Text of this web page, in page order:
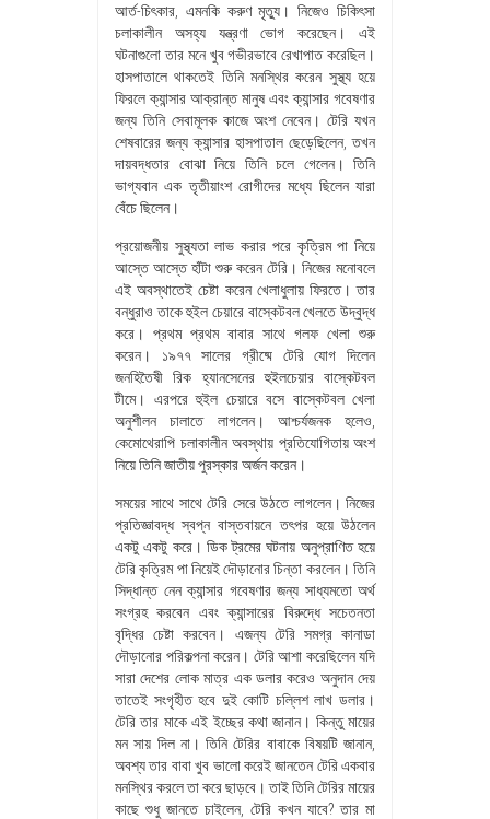
আর্ত-চিৎকার, এমনকি করুণ মৃত্যু। নিজেও চিকিৎসা
চলাকালীন অসহ্য যন্ত্রণা ভোগ করেছেন। এই
ঘটনাগুলো তার মনে খুব গভীরভাবে রেখাপাত করেছিল।
হাসপাতালে থাকতেই তিনি মনস্থির করেন সুস্থ্য হয়ে
ফিরলে ক্যান্সার আক্রান্ত মানুষ এবং ক্যান্সার গবেষণার
জন্য তিনি সেবামূলক কাজে অংশ নেবেন। টেরি যখন
শেষবারের জন্য ক্যান্সার হাসপাতাল ছেড়েছিলেন, তখন
দায়বদ্ধতার বোঝা নিয়ে তিনি চলে গেলেন। তিনি
ভাগ্যবান এক তৃতীয়াংশ রোগীদের মধ্যে ছিলেন যারা
বেঁচে ছিলেন।
প্রয়োজনীয় সুস্থ্যতা লাভ করার পরে কৃত্রিম পা নিয়ে
আস্তে আস্তে হাঁটা শুরু করেন টেরি। নিজের মনোবলে
এই অবস্থাতেই চেষ্টা করেন খেলাধুলায় ফিরতে। তার
বন্ধুরাও তাকে হুইল চেয়ারে বাস্কেটবল খেলতে উদ্বুদ্ধ
করে। প্রথম প্রথম বাবার সাথে গলফ খেলা শুরু
করেন। ১৯৭৭ সালের গ্রীষ্মে টেরি যোগ দিলেন
জনহিতৈষী রিক হ্যানসেনের হুইলচেয়ার বাস্কেটবল
টীমে। এরপরে হুইল চেয়ারে বসে বাস্কেটবল খেলা
অনুশীলন চালাতে লাগলেন। আশ্চর্যজনক হলেও,
কেমোথেরাপি চলাকালীন অবস্থায় প্রতিযোগিতায় অংশ
নিয়ে তিনি জাতীয় পুরস্কার অর্জন করেন।
সময়ের সাথে সাথে টেরি সেরে উঠতে লাগলেন। নিজের
প্রতিজ্ঞাবদ্ধ স্বপ্ন বাস্তবায়নে তৎপর হয়ে উঠলেন
একটু একটু করে। ডিক ট্রমের ঘটনায় অনুপ্রাণিত হয়ে
টেরি কৃত্রিম পা নিয়েই দৌড়ানোর চিন্তা করলেন। তিনি
সিদ্ধান্ত নেন ক্যান্সার গবেষণার জন্য সাধ্যমতো অর্থ
সংগ্রহ করবেন এবং ক্যান্সারের বিরুদ্ধে সচেতনতা
বৃদ্ধির চেষ্টা করবেন। এজন্য টেরি সমগ্র কানাডা
দৌড়ানোর পরিকল্পনা করেন। টেরি আশা করেছিলেন যদি
সারা দেশের লোক মাত্র এক ডলার করেও অনুদান দেয়
তাতেই সংগৃহীত হবে দুই কোটি চল্লিশ লাখ ডলার।
টেরি তার মাকে এই ইচ্ছের কথা জানান। কিন্তু মায়ের
মন সায় দিল না। তিনি টেরির বাবাকে বিষয়টি জানান,
অবশ্য তার বাবা খুব ভালো করেই জানতেন টেরি একবার
মনস্থির করলে তা করে ছাড়বে। তাই তিনি টেরির মায়ের
কাছে শুধু জানতে চাইলেন, টেরি কখন যাবে? তার মা